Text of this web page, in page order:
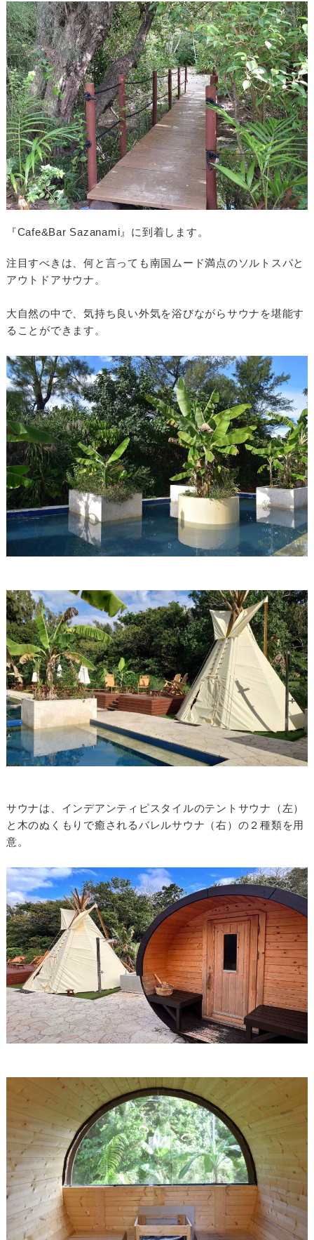
『Cafe&Bar Sazanami』に到着します。
注目すべきは、何と言っても南国ムード満点のソルトスパと
アウトドアサウナ。
大自然の中で、気持ち良い外気を浴びながらサウナを堪能す
ることができます。
サウナは、インデアンティピスタイルのテントサウナ（左）
と木のぬくもりで癒されるバレルサウナ（右）の２種類を用
意。